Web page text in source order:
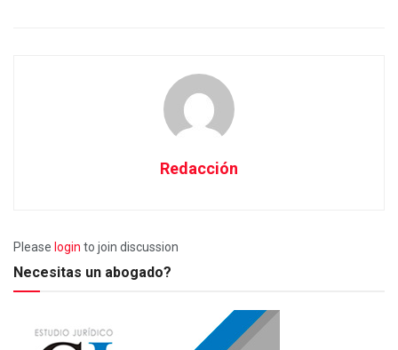
Redacción
Please login to join discussion
Necesitas un abogado?